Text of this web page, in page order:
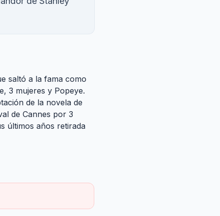
saltó a la fama como
3 mujeres y Popeye.
de la novela de
de Cannes por 3
últimos años retirada